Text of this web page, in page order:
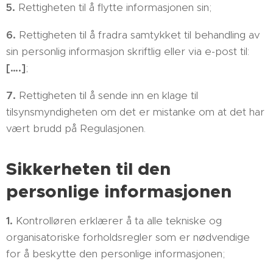
5. Rettigheten til å flytte informasjonen sin;
6. Rettigheten til å fradra samtykket til behandling av
sin personlig informasjon skriftlig eller via e-post til:
[….];
7. Rettigheten til å sende inn en klage til
tilsynsmyndigheten om det er mistanke om at det har
vært brudd på Regulasjonen.
Sikkerheten til den
personlige informasjonen
1. Kontrolløren erklærer å ta alle tekniske og
organisatoriske forholdsregler som er nødvendige
for å beskytte den personlige informasjonen;